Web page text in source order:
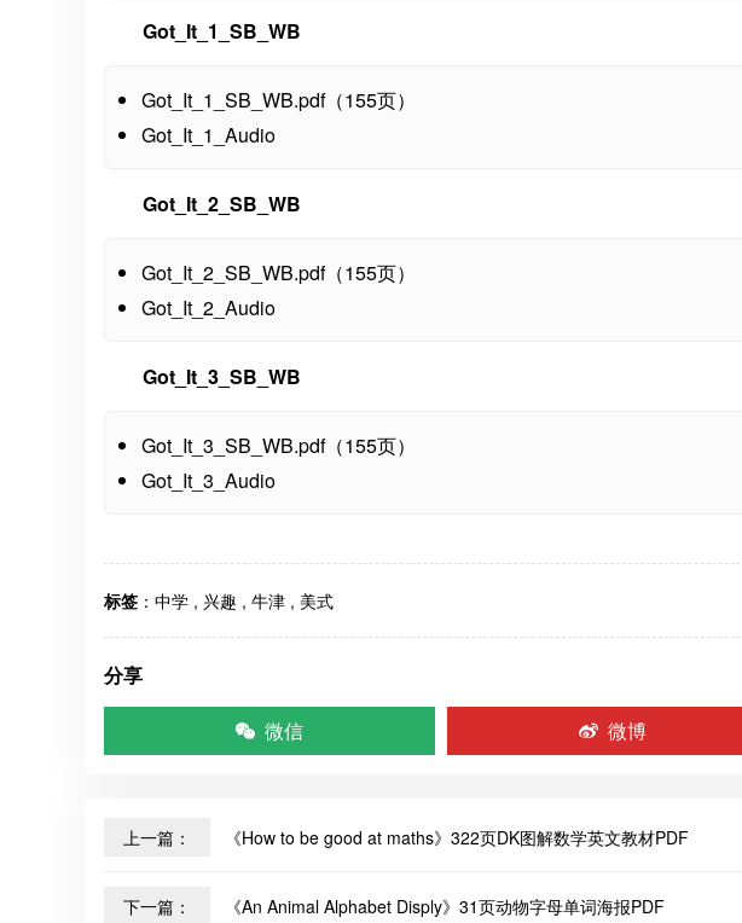
Got_It_1_SB_WB
Got_It_1_SB_WB.pdf（155页）
Got_It_1_Audio
Got_It_2_SB_WB
Got_It_2_SB_WB.pdf（155页）
Got_It_2_Audio
Got_It_3_SB_WB
Got_It_3_SB_WB.pdf（155页）
Got_It_3_Audio
标签 ： 中学 , 兴趣 , 牛津 , 美式
分享
微信
微博
上一篇： 《How to be good at maths》322页DK图解数学英文教材PDF
下一篇： 《An Animal Alphabet Disply》31页动物字母单词海报PDF